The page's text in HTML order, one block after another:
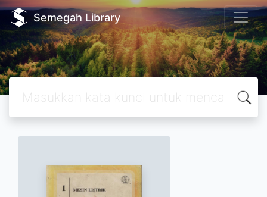
Semegah Library